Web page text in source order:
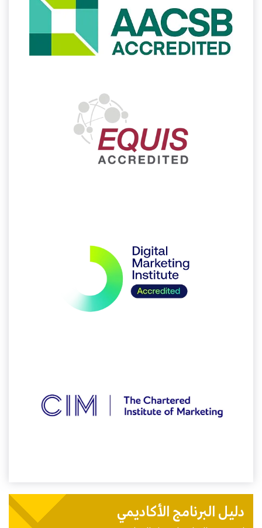
دليل البرنامج الأكاديمي